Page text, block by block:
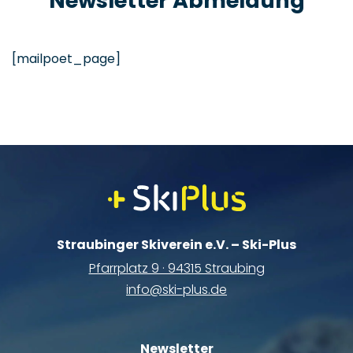
[mailpoet_page]
Straubinger Skiverein e.V. – Ski-Plus
Pfarrplatz 9 · 94315 Straubing
info@ski-plus.de
Newsletter